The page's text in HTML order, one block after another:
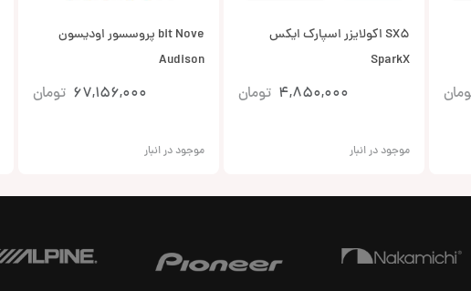
SX5 اکولایزر اسپارک ایکس
SparkX
4,850,000 تومان
موجود در انبار
bit Nove پروسسور اودیسون
Audison
67,156,000 تومان
موجود در انبار